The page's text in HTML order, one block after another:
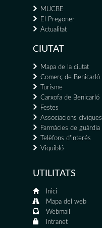
MUCBE
El Pregoner
Actualitat
CIUTAT
Mapa de la ciutat
Comerç de Benicarló
Turisme
Carxofa de Benicarló
Festes
Associacions cíviques
Farmàcies de guàrdia
Telèfons d'interés
Viquibló
UTILITATS
Inici
Mapa del web
Webmail
Intranet